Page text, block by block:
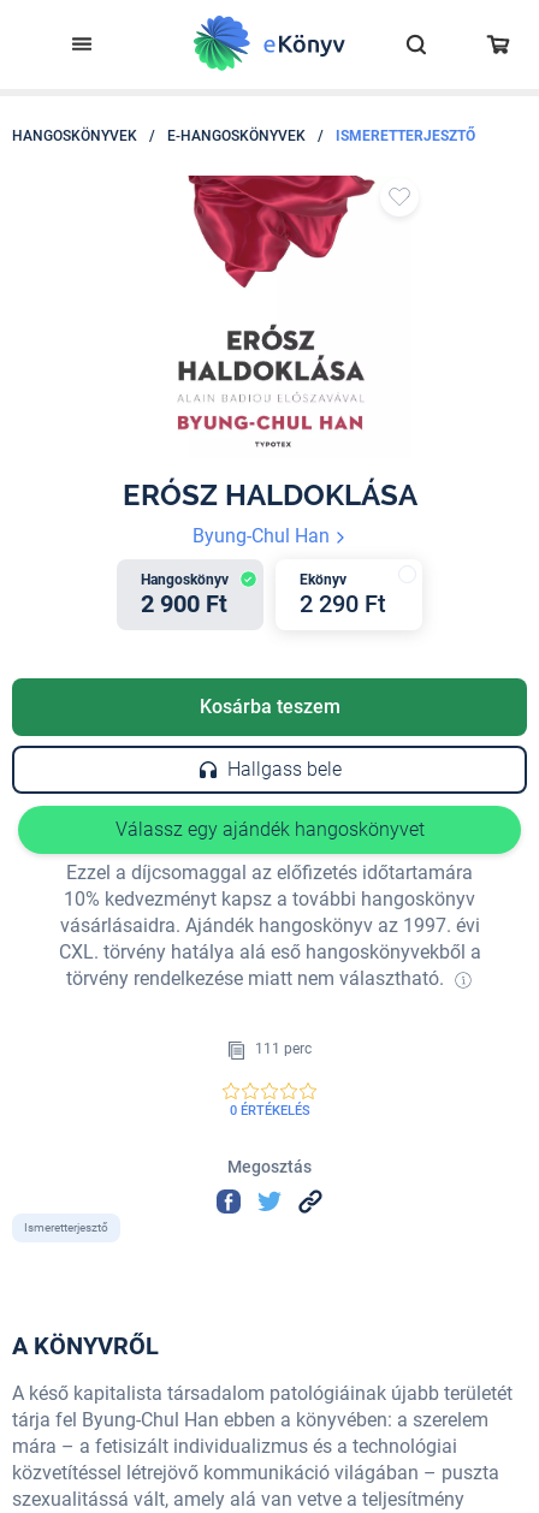
HANGOSKÖNYVEK / E-HANGOSKÖNYVEK / ISMERETTERJESZTŐ
ERÓSZ HALDOKLÁSA
Byung-Chul Han
Hangoskönyv
2 900 Ft
Ekönyv
2 290 Ft
Kosárba teszem
Hallgass bele
Válassz egy ajándék hangoskönyvet
Ezzel a díjcsomaggal az előfizetés időtartamára
10% kedvezményt kapsz a további hangoskönyv
vásárlásaidra. Ajándék hangoskönyv az 1997. évi
CXL. törvény hatálya alá eső hangoskönyvekből a
törvény rendelkezése miatt nem választható.
111 perc
0 ÉRTÉKELÉS
Megosztás
Ismeretterjesztő
A KÖNYVRŐL
A késő kapitalista társadalom patológiáinak újabb területét
tárja fel Byung-Chul Han ebben a könyvében: a szerelem
mára – a fetisizált individualizmus és a technológiai
közvetítéssel létrejövő kommunikáció világában – puszta
szexualitássá vált, amely alá van vetve a teljesítmény